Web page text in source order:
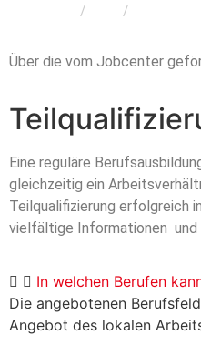
/ /
Über die vom Jobcenter
Eine reguläre
gleichzeitig ein
Teilqualifizierung erfolgreich
vielfältige Informationen und
In welchen Berufen
Die angebotenen
Angebot des lokalen